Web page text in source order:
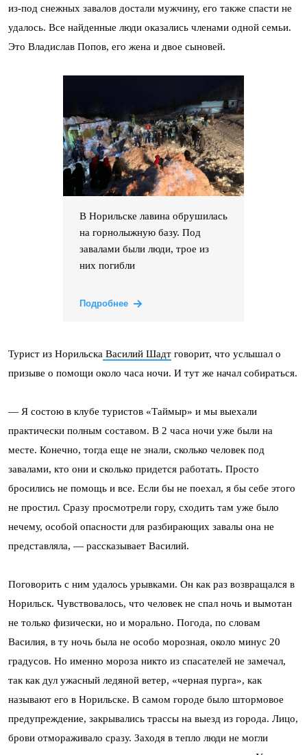
из-под снежных завалов достали мужчину, его также спасти не
удалось. Все найденные люди оказались членами одной семьи.
Это Владислав Попов, его жена и двое сыновей.
В Норильске лавина обрушилась
на горнолыжную базу. Под
завалами были люди, трое из
них погибли
Подробнее
Турист из Норильска Василий Шадт говорит, что услышал о
призыве о помощи около часа ночи. И тут же начал собираться.
— Я состою в клубе туристов «Таймыр» и мы выехали
практически полным составом. В 2 часа ночи уже были на
месте. Конечно, тогда еще не знали, сколько человек под
завалами, кто они и сколько придется работать. Просто
бросились не помощь и все. Если бы не поехал, я бы себе этого
не простил. Сразу просмотрели гору, сходить там уже было
нечему, особой опасности для разбирающих завалы она не
представляла, — рассказывает Василий.
Поговорить с ним удалось урывками. Он как раз возвращался в
Норильск. Чувствовалось, что человек не спал ночь и вымотан
не только физически, но и морально. Погода, по словам
Василия, в ту ночь была не особо морозная, около минус 20
градусов. Но именно мороза никто из спасателей не замечал,
так как дул ужасный ледяной ветер, «черная пурга», как
называют его в Норильске. В самом городе было штормовое
предупреждение, закрывались трассы на выезд из города. Лицо,
брови отмораживало сразу. Заходя в тепло люди не могли